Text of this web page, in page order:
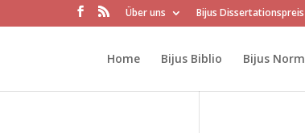
Über uns Bijus Dissertationspreis
Home Bijus Biblio Bijus Norm